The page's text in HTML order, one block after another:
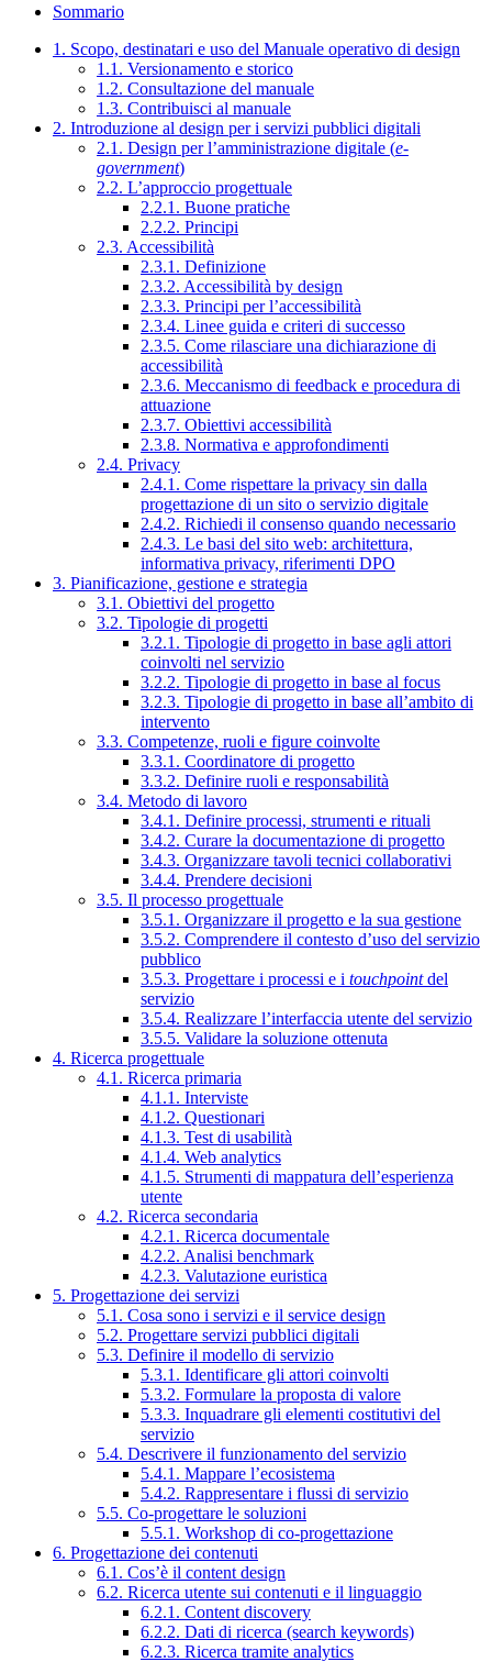
Sommario
1. Scopo, destinatari e uso del Manuale operativo di design
1.1. Versionamento e storico
1.2. Consultazione del manuale
1.3. Contribuisci al manuale
2. Introduzione al design per i servizi pubblici digitali
2.1. Design per l’amministrazione digitale (e-
government)
2.2. L’approccio progettuale
2.2.1. Buone pratiche
2.2.2. Principi
2.3. Accessibilità
2.3.1. Definizione
2.3.2. Accessibilità by design
2.3.3. Principi per l’accessibilità
2.3.4. Linee guida e criteri di successo
2.3.5. Come rilasciare una dichiarazione di
accessibilità
2.3.6. Meccanismo di feedback e procedura di
attuazione
2.3.7. Obiettivi accessibilità
2.3.8. Normativa e approfondimenti
2.4. Privacy
2.4.1. Come rispettare la privacy sin dalla
progettazione di un sito o servizio digitale
2.4.2. Richiedi il consenso quando necessario
2.4.3. Le basi del sito web: architettura,
informativa privacy, riferimenti DPO
3. Pianificazione, gestione e strategia
3.1. Obiettivi del progetto
3.2. Tipologie di progetti
3.2.1. Tipologie di progetto in base agli attori
coinvolti nel servizio
3.2.2. Tipologie di progetto in base al focus
3.2.3. Tipologie di progetto in base all’ambito di
intervento
3.3. Competenze, ruoli e figure coinvolte
3.3.1. Coordinatore di progetto
3.3.2. Definire ruoli e responsabilità
3.4. Metodo di lavoro
3.4.1. Definire processi, strumenti e rituali
3.4.2. Curare la documentazione di progetto
3.4.3. Organizzare tavoli tecnici collaborativi
3.4.4. Prendere decisioni
3.5. Il processo progettuale
3.5.1. Organizzare il progetto e la sua gestione
3.5.2. Comprendere il contesto d’uso del servizio
pubblico
3.5.3. Progettare i processi e i touchpointdel
servizio
3.5.4. Realizzare l’interfaccia utente del servizio
3.5.5. Validare la soluzione ottenuta
4. Ricerca progettuale
4.1. Ricerca primaria
4.1.1. Interviste
4.1.2. Questionari
4.1.3. Test di usabilità
4.1.4. Web analytics
4.1.5. Strumenti di mappatura dell’esperienza
utente
4.2. Ricerca secondaria
4.2.1. Ricerca documentale
4.2.2. Analisi benchmark
4.2.3. Valutazione euristica
5. Progettazione dei servizi
5.1. Cosa sono i servizi e il service design
5.2. Progettare servizi pubblici digitali
5.3. Definire il modello di servizio
5.3.1. Identificare gli attori coinvolti
5.3.2. Formulare la proposta di valore
5.3.3. Inquadrare gli elementi costitutivi del
servizio
5.4. Descrivere il funzionamento del servizio
5.4.1. Mappare l’ecosistema
5.4.2. Rappresentare i flussi di servizio
5.5. Co-progettare le soluzioni
5.5.1. Workshop di co-progettazione
6. Progettazione dei contenuti
6.1. Cos’è il content design
6.2. Ricerca utente sui contenuti e il linguaggio
6.2.1. Content discovery
6.2.2. Dati di ricerca (search keywords)
6.2.3. Ricerca tramite analytics